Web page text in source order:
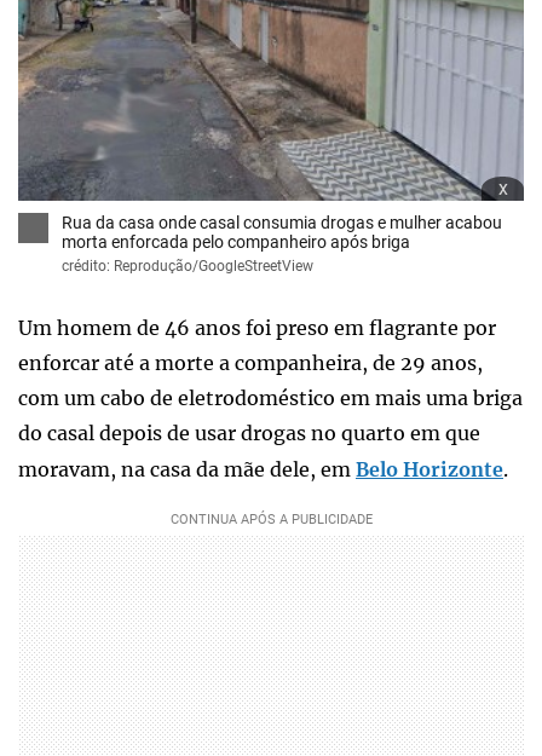
x
Rua da casa onde casal consumia drogas e mulher acabou
morta enforcada pelo companheiro após briga
crédito: Reprodução/GoogleStreetView
Um homem de 46 anos foi preso em flagrante por
enforcar até a morte a companheira, de 29 anos,
com um cabo de eletrodoméstico em mais uma briga
do casal depois de usar drogas no quarto em que
moravam, na casa da mãe dele, em Belo Horizonte.